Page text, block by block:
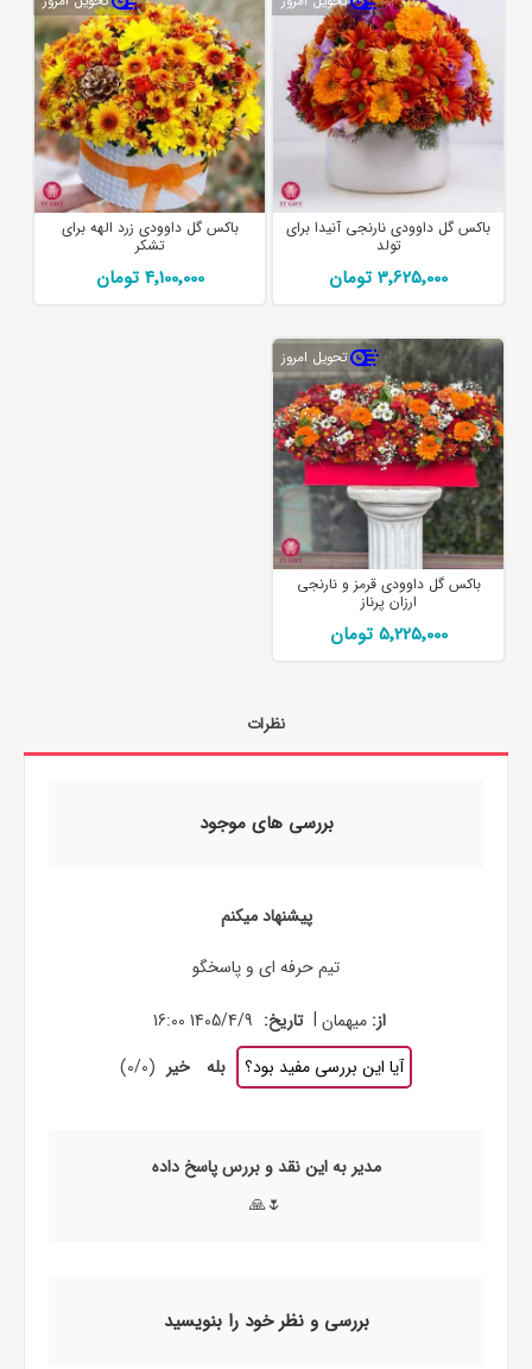
باکس گل داوودی نارنجی آنیدا برای
تولد
3٬625٬000 تومان
باکس گل داوودی زرد الهه برای
تشکر
4٬100٬000 تومان
تحویل امروز
باکس گل داوودی قرمز و نارنجی
ارزان پرناز
5٬225٬000 تومان
نظرات
بررسی های موجود
پیشنهاد میکنم
تیم حرفه ای و پاسخگو
از: میهمان | تاریخ: 1405/4/9 16:00
آیا این بررسی مفید بود؟
بله خیر (
0/0
)
مدیر به این نقد و بررس پاسخ داده
🌷🙏
بررسی و نظر خود را بنویسید